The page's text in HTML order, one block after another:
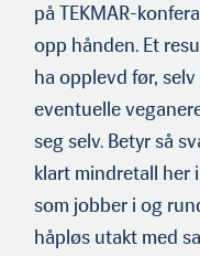
på TEKMAR-
opp hånden. Et
ha opplevd før,
eventuelle
seg selv. Betyr så
klart mindretall her
som jobber i og
håpløs utakt med